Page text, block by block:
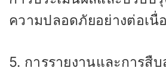
ความปลอดภัยอย่างต่อเนื่
5. การรายงานและการสื